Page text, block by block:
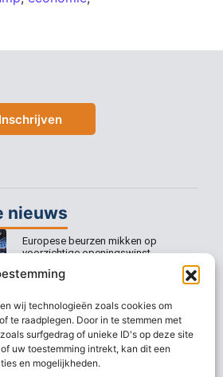
wij technologieën zoals cookies om
te raadplegen. Door in te stemmen met
surfgedrag of unieke ID's op deze site
uw toestemming intrekt, kan dit een
en mogelijkheden.
Inschrijven
nieuws
Europese beurzen mikken op
voorzichtige openingswinst
Europese beurzen blijven dicht bij
AEX nadert opnieuw zijn hoogste
niveau ooit
Europese beurzen stijgen richting